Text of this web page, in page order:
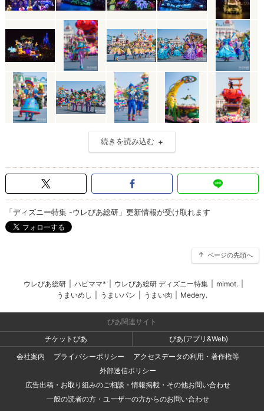
続きを読み込む
「ディズニー特集 -ウレぴあ総研」更新情報が受け取れます
ページの先頭へ
ウレぴあ総研 ハピママ* ウレぴあ総研 ディズニー特集 mimot.
うまいめし
うまいパン うまい肉 Medery.
ぴあ関連サイト
チケットぴあ
ぴあ(アプリ&Web)
会社案内
プライバシーポリシー
アクセスデータの利用・著作権等
外部送信ポリシー
広告出稿・お取り組みのご相談・情報掲載・その他お問い合わせ
一般の読者の方・ユーザーの方からのお問い合わせ